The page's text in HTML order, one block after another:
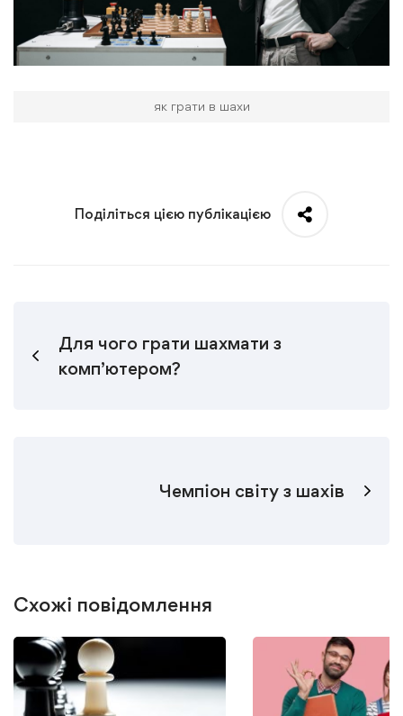
як грати в шахи
Поділіться цією публікацією
Для чого грати шахмати з
комп’ютером?
Чемпіон світу з шахів
Схожі повідомлення